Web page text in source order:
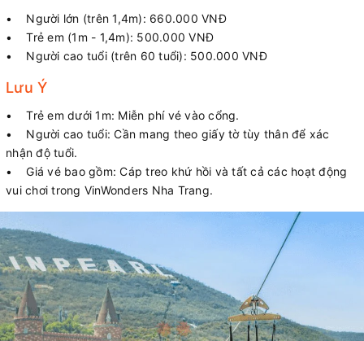
• Người lớn (trên 1,4m): 660.000 VNĐ
• Trẻ em (1m - 1,4m): 500.000 VNĐ
• Người cao tuổi (trên 60 tuổi): 500.000 VNĐ
Lưu Ý
• Trẻ em dưới 1m: Miễn phí vé vào cổng.
• Người cao tuổi: Cần mang theo giấy tờ tùy thân để xác
nhận độ tuổi.
• Giá vé bao gồm: Cáp treo khứ hồi và tất cả các hoạt động
vui chơi trong VinWonders Nha Trang.